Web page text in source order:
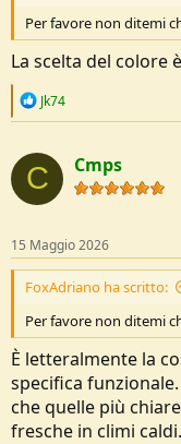
Per favore non ditemi
La scelta del colore
R
c
t
i
o
s
:
Jk74
C Cmps
15 Maggio 2026
FoxAdriano ha scritto:
Per favore non ditemi
È letteralmente la
specifica
che quelle più
fresche in climi caldi.